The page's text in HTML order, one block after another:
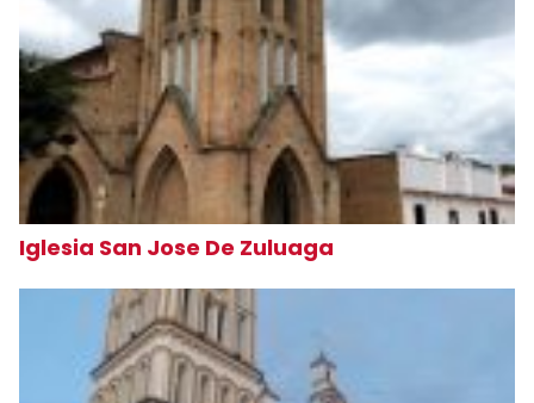
Iglesia San Jose De Zuluaga